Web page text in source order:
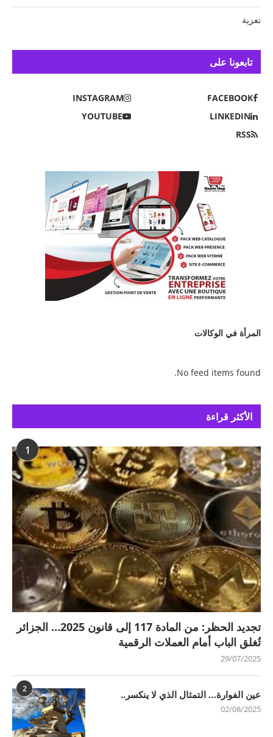
تعزية
تابعونا على
FACEBOOK
INSTAGRAM
LINKEDIN
YOUTUBE
RSS
المرأة في الوكالات
No feed items found.
الأكثر قراءة
1
تجديد الحظر: من المادة 117 إلى قانون 2025… الجزائر
تُغلق الباب أمام العملات الرقمية
29/07/2025
2 عين الفوارة… التمثال الذي لا ينكسر..
02/08/2025